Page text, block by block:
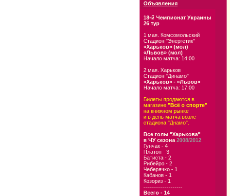
Объявления
18-й Чемпионат Украины
26 тур
1 мая. Комсомольский
Стадион "Энергетик"
«Харьков» (мол)
«Львов» (мол)
Начало матча: 14:00
2 мая. Харьков
Стадион "Динамо"
«Харьков» - «Львов»
Начало матча: 17:00
Билеты продаются в
магазине "Всё о спорте"
на книжном рынке
и в день матча возле
стадиона "Днамо".
Все голы "Харькова"
в ЧУ сезона 2008/2012
Гунчак - 4
Платон - 3
Батиста - 2
Рибейро - 2
Чеберячко - 1
Кабанов - 1
Козориз - 1
--------------------
Всего - 14